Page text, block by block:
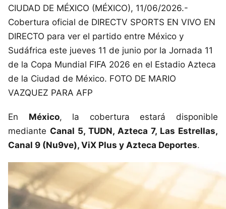
CIUDAD DE MÉXICO (MÉXICO), 11/06/2026.-
Cobertura oficial de DIRECTV SPORTS EN VIVO EN
DIRECTO para ver el partido entre México y
Sudáfrica este jueves 11 de junio por la Jornada 11
de la Copa Mundial FIFA 2026 en el Estadio Azteca
de la Ciudad de México. FOTO DE MARIO
VAZQUEZ PARA AFP
En México, la cobertura estará disponible
mediante Canal 5, TUDN, Azteca 7, Las Estrellas,
Canal 9 (Nu9ve), ViX Plus y Azteca Deportes.